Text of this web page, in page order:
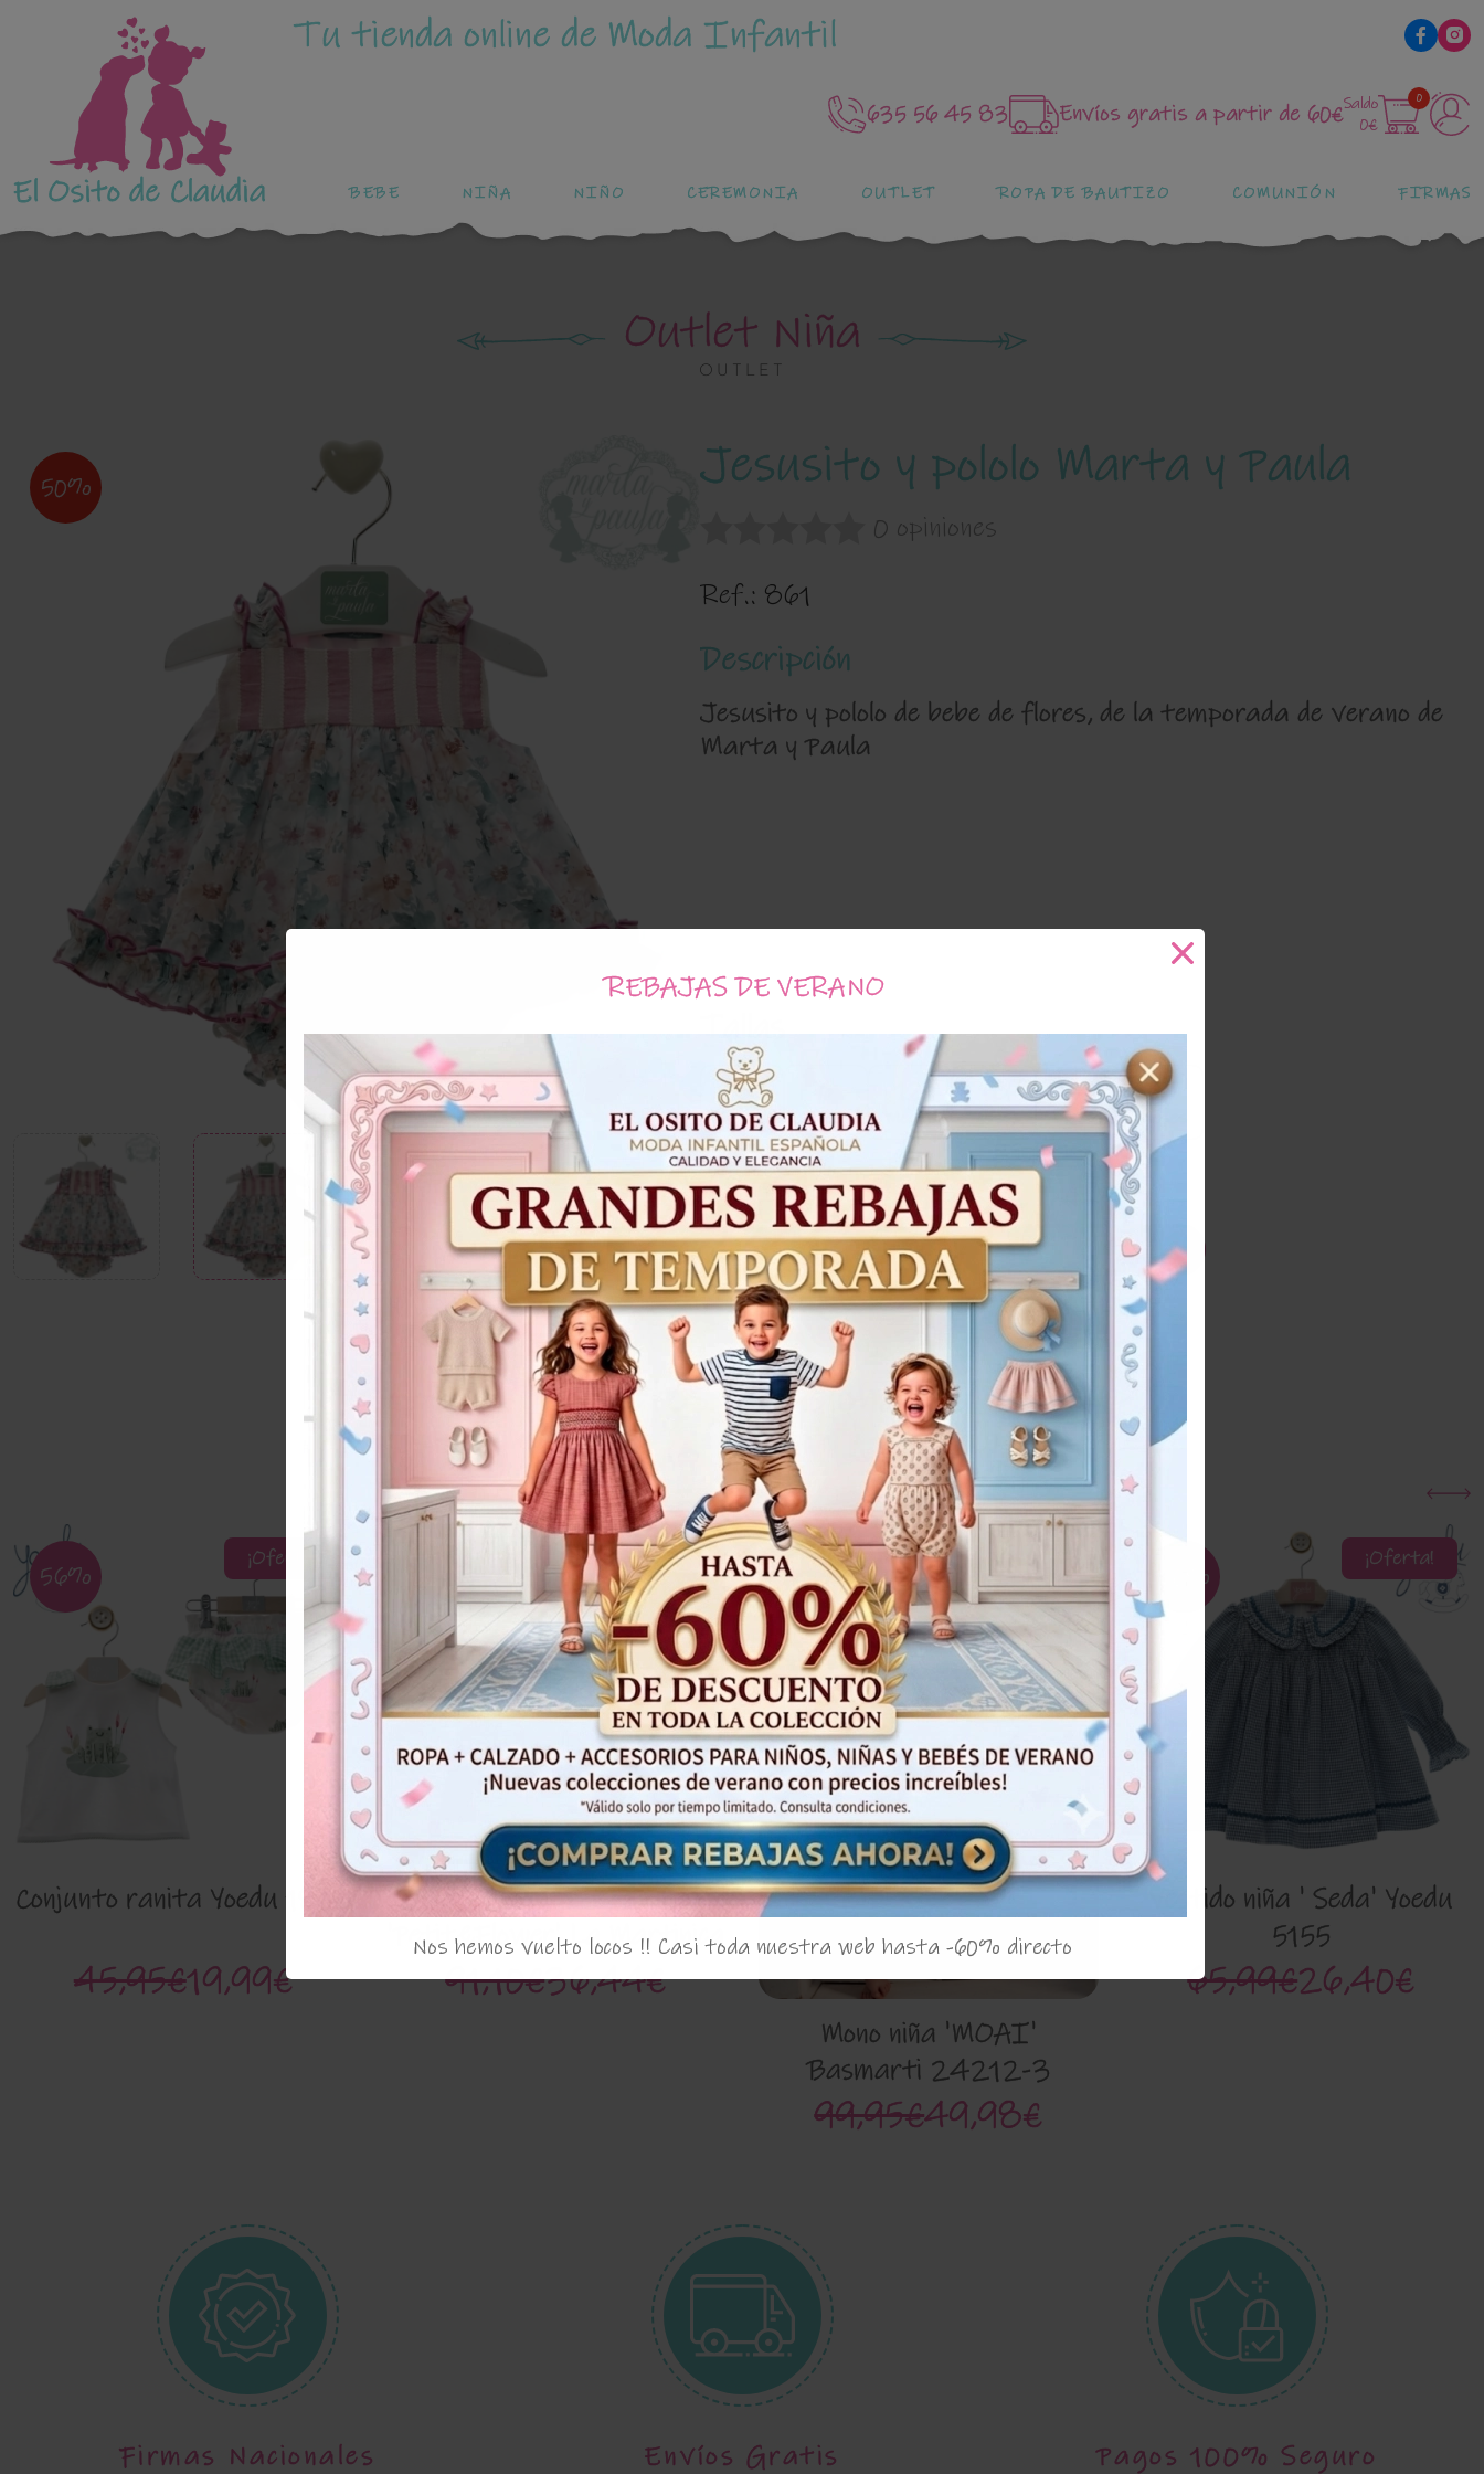
El Osito de Claudia
Tu tienda online de Moda Infantil
635 56 45 83 Envíos gratis a partir de 60€Saldo
0€
0
BEBE NIÑA NIÑO CEREMONIA OUTLET ROPA DE BAUTIZO COMUNIÓN FIRMAS
Outlet Niña
OUTLET
50% Jesusito y pololo Marta y Paula
0 opiniones
Ref.: 861
Descripción
Jesusito y pololo de bebe de flores, de la temporada de verano de
Marta y Paula
Tallas
3
Meses Meses
12
Meses
18
Meses
24
Meses
36
Meses
24,98€
49,95€
Añadir al carrito
Productos Relacionados
¡Oferta!
56%
Conjunto ranita Yoedu 1800
45,95€19,99€
¡Oferta!
60%
Conjunto 2 piezas niña
'Petit&Flower' La Martinica
9882g
91,10€36,44€
50%
Mono niña 'MOAI'
Basmarti 24212-3
99,95€49,98€
¡Oferta!
60%
Vestido niña ' Seda' Yoedu
5155
65,99€26,40€
Firmas Nacionales Envíos Gratis Pagos 100% Seguro
REBAJAS DE VERANO
Nos hemos vuelto locos !! Casi toda nuestra web hasta -60% directo